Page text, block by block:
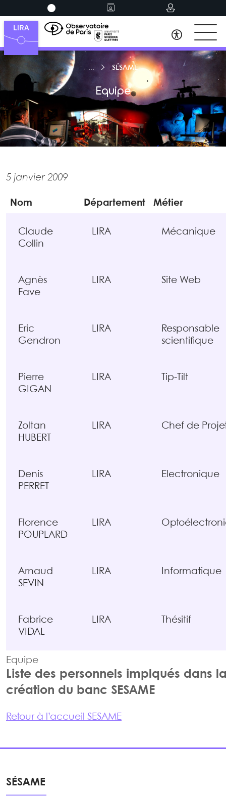
SÉSAME
Equipe
5 janvier 2009
Equipe
Liste des personnels implqués dans
création du banc SESAME
Nom Département Métier
Claude
Collin
LIRA Mécanique
Agnès
Fave
LIRA Site Web
Eric
Gendron
LIRA
Responsable
scientifique
Pierre
GIGAN
LIRA Tip-Tilt
Zoltan
HUBERT
LIRA Chef de
Denis
PERRET
LIRA Electronique
Florence
POUPLARD
LIRA
Arnaud
SEVIN
LIRA Informatique
Fabrice
VIDAL
LIRA Thésitif
Retour à l’accueil SESAME
SÉSAME